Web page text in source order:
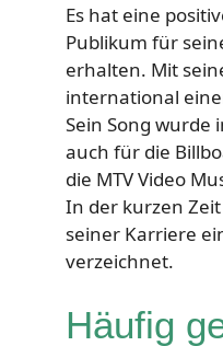
Es hat eine
Publikum für
erhalten. Mit
international
Sein Song wurde
auch für die
die MTV Video
In der kurzen
seiner Karriere
verzeichnet.
Häufig